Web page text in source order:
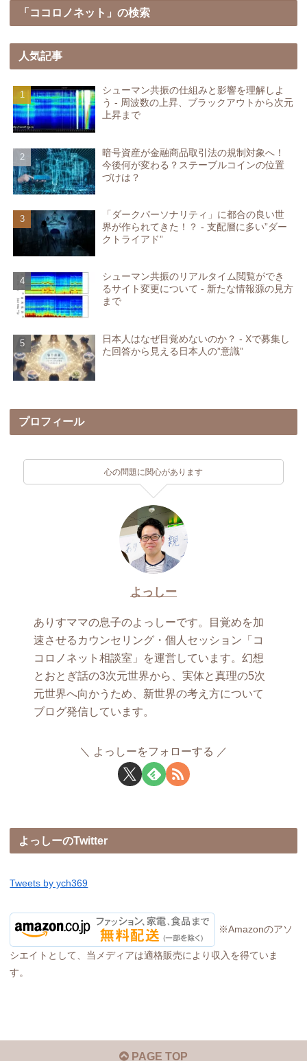
「ココロノネット」の検索
人気記事
シューマン共振の仕組みと影響を理解しよ
う - 周波数の上昇、ブラックアウトから次元
上昇まで
暗号資産が金融商品取引法の規制対象へ！
今後何が変わる？ステーブルコインの位置
づけは？
「ダークパーソナリティ」に都合の良い世
界が作られてきた！？ - 支配層に多い”ダー
クトライアド”
シューマン共振のリアルタイム閲覧ができ
るサイト変更について - 新たな情報源の見方
まで
日本人はなぜ目覚めないのか？ - Xで募集し
た回答から見える日本人の”意識”
プロフィール
心の問題に関心があります
よっしー
ありすママの息子のよっしーです。目覚めを加
速させるカウンセリング・個人セッション「コ
コロノネット相談室」を運営しています。幻想
とおとぎ話の3次元世界から、実体と真理の5次
元世界へ向かうため、新世界の考え方について
ブログ発信しています。
よっしーをフォローする
よっしーのTwitter
Tweets by ych369
※Amazonのアソ
シエイトとして、当メディアは適格販売により収入を得ていま
す。
PAGE TOP